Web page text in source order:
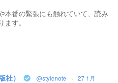
本番の緊張にも触れていて、読み
す。
社） @stylenote · 27 1月